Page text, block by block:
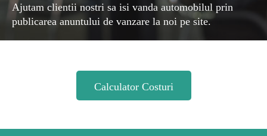
Ajutam clientii nostri sa isi vanda automobilul prin
publicarea anuntului de vanzare la noi pe site.
Calculator Costuri